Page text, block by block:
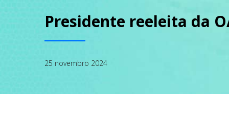
Presidente reeleita da
25 novembro 2024